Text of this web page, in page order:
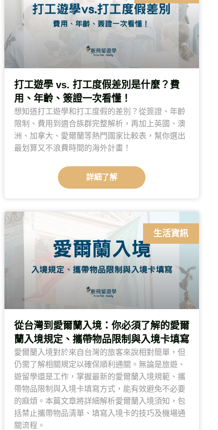
打工遊學 vs. 打工度假差別是什麼？費
用、年齡、簽證一次看懂！
想知道打工遊學和打工度假的差別？從簽證、年齡
限制、費用到適合族群完整解析，再加上英國、澳
洲、加拿大、愛爾蘭等熱門國家比較表，幫你選出
最划算又不浪費時間的海外計畫！
詳細了解
生活資訊
從台灣到愛爾蘭入境：你必須了解的愛爾
蘭入境規定、攜帶物品限制與入境卡填寫
愛爾蘭入境對於來自台灣的旅客來說相對簡單，但
仍需了解相關規定以確保順利通關。無論是旅遊、
遊留學還是工作，掌握最新的愛爾蘭入境規範、攜
帶物品限制與入境卡填寫方式，能有效避免不必要
的麻煩。本篇文章將詳細解析愛爾蘭入境須知，包
括禁止攜帶物品清單、填寫入境卡的技巧及機場通
關流程。